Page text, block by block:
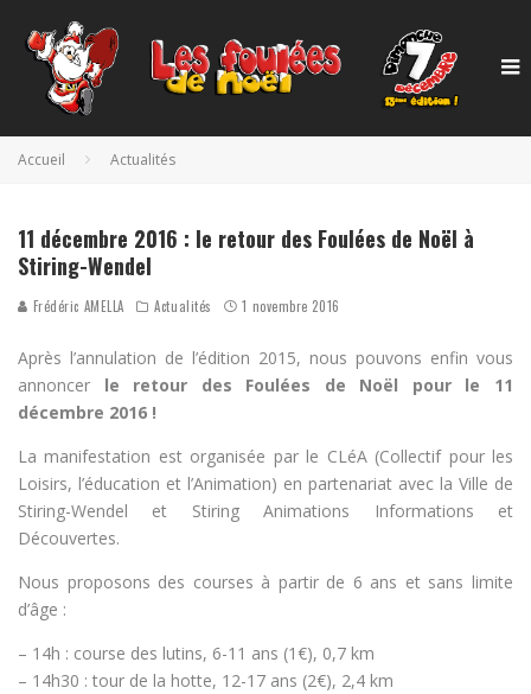
Accueil Actualités
11 décembre 2016 : le retour des Foulées de Noël à
Stiring-Wendel
Frédéric AMELLA Actualités 1 novembre 2016
Après l’annulation de l’édition 2015, nous pouvons enfin vous
annoncer le retour des Foulées de Noël pour le 11
décembre 2016 !
La manifestation est organisée par le CLéA (Collectif pour les
Loisirs, l’éducation et l’Animation) en partenariat avec la Ville de
Stiring-Wendel et Stiring Animations Informations et
Découvertes.
Nous proposons des courses à partir de 6 ans et sans limite
d’âge :
– 14h : course des lutins, 6-11 ans (1€), 0,7 km
– 14h30 : tour de la hotte, 12-17 ans (2€), 2,4 km